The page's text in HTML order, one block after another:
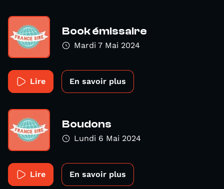
Book émissaire
Mardi 7 Mai 2024
Lire En savoir plus
Boudons
Lundi 6 Mai 2024
Lire En savoir plus